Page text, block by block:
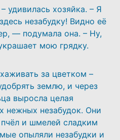
удивилась хозяйка. – Я
незабудку! Видно её
— подумала она. – Ну,
мою грядку.
за цветком –
землю, и через
выросла целая
нежных незабудок. Они
и шмелей сладким
опыляли незабудки и